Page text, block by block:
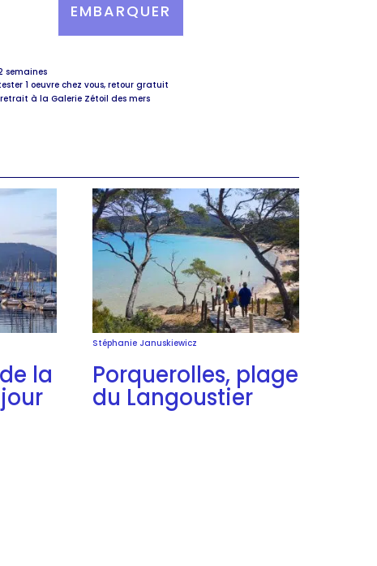
EMBARQUER
semaines
1 oeuvre chez vous, retour gratuit
retrait à la Galerie Zétoil des mers
la
Stéphanie Januskiewicz
Porquerolles, plage
du Langoustier